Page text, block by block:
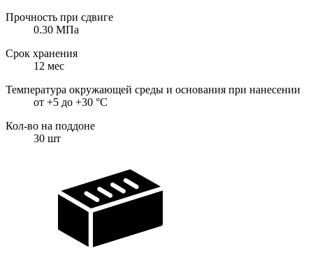
Прочность при сдвиге
0.30 МПа
Срок хранения
12 мес
Температура окружающей среды и основания при нанесении
от +5 до +30 °С
Кол-во на поддоне
30 шт